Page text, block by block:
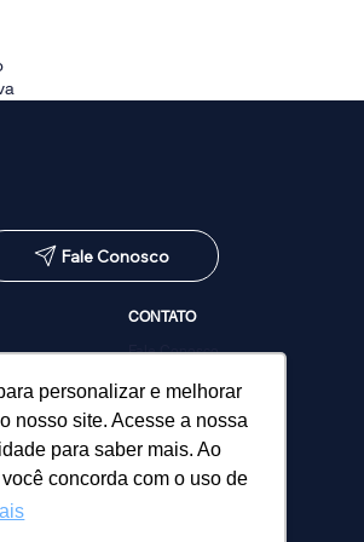
personalizar e melhorar
nosso site. Acesse a nossa
para saber mais. Ao
concorda com o uso de
Fale Conosco
CONTATO
Fale Conosco